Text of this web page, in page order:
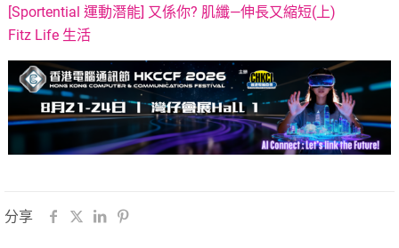
[Sportential 運動潛能] 又係你? 肌纖—伸長又縮短(上)
Fitz Life 生活
分享